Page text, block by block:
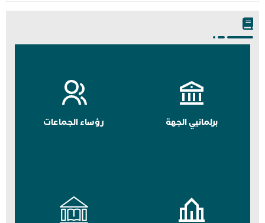
برلمانيي الجهة رؤساء الجماعات